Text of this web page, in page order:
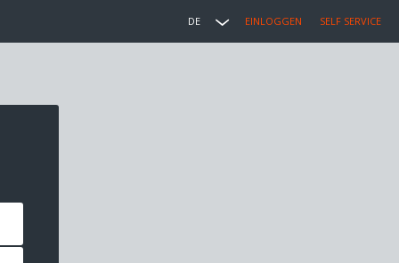
DE EINLOGGEN SELF SERVICE